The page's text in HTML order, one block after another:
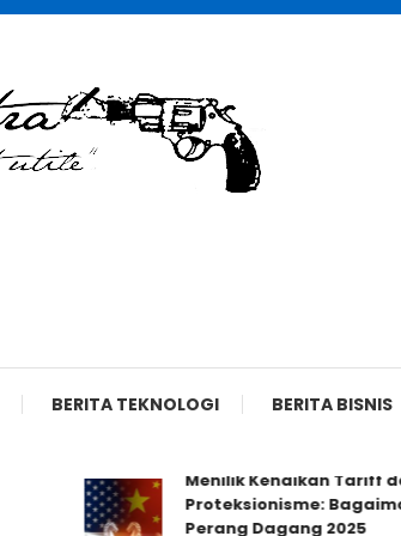
BERITA TEKNOLOGI BERITA BISNIS
Menilik Kenaikan Tariff dan
Proteksionisme: Bagaimana
Perang Dagang 2025